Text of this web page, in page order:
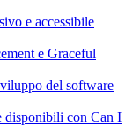
e accessibile
e Graceful
del software
disponibili con Can I